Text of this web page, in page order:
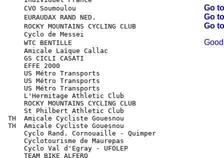
FR         CVO Soumoulou Go
NL         EURAUDAX RAND NED. Go
ROCKY MOUNTAINS CYCLING CLUB Go
Cyclo de Messei
BE         WTC BENTILLE
Amicale Laïque Callac
GS CICLI CASATI
EFFE 2000
US Métro Transports
US Métro Transports
US Métro Transports
L'Hermitage Athletic Club
ROCKY MOUNTAINS CYCLING CLUB
St Philbert Athletic Club
TH  Amicale Cycliste Gouesnou
TH  Amicale Cycliste Gouesnou
Cyclo Rand. Cornouaille - Quimper
Cyclotourisme de Maurepas
Cyclo Val d'Egray - UFOLEP
BIKE ALFERO